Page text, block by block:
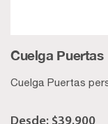
Cuelga Puertas
Cuelga Puertas